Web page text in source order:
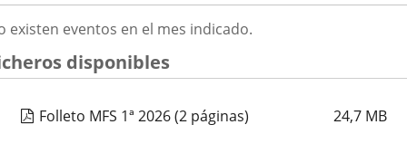
existen eventos en el mes indicado.
disponibles
Folleto MFS 1ª 2026 24,7 MB
(2 páginas)